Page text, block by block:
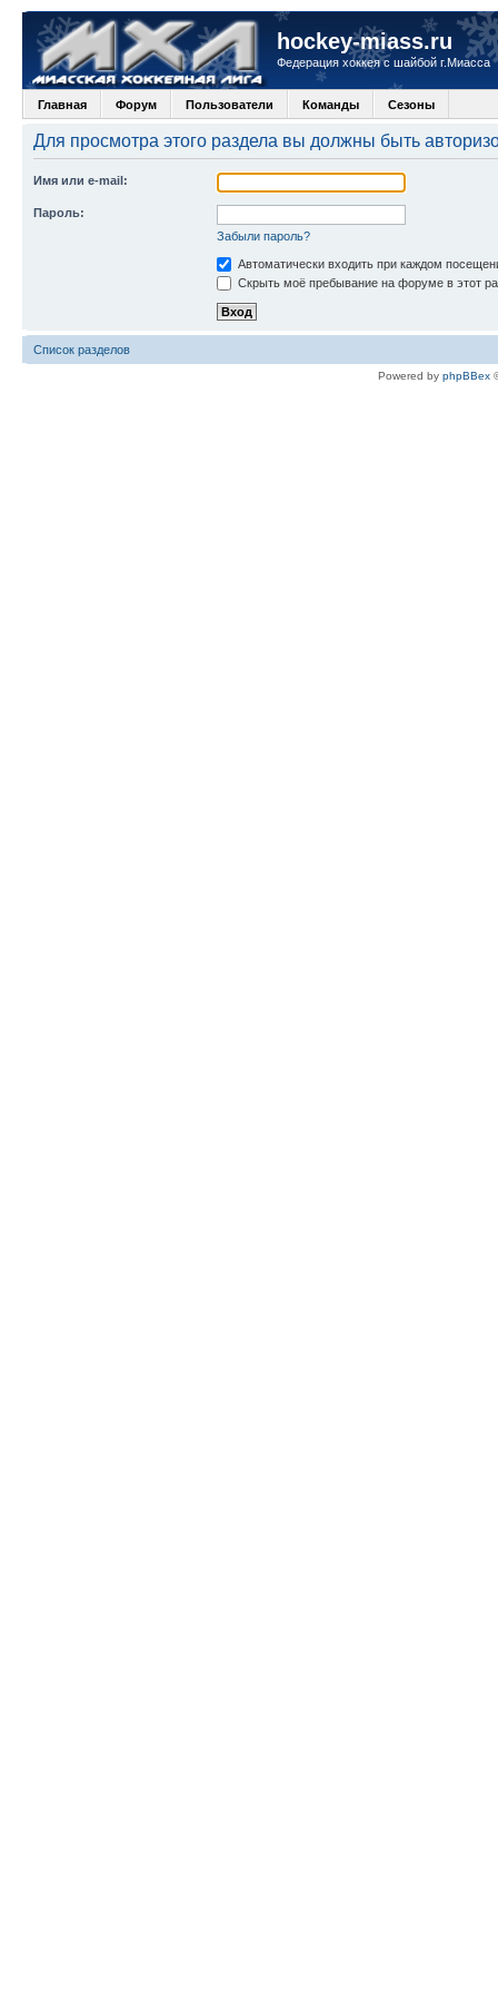
hockey-miass.ru
Федерация хоккея с шайбой г.Миасса
Главная Форум Пользователи Команды Сезоны
Для просмотра этого раздела вы должны быть
Имя или e-mail:
Пароль:
Забыли пароль?
Автоматически входить при каждом
Скрыть моё пребывание на форуме в этот
Список разделов
Powered by phpBBex